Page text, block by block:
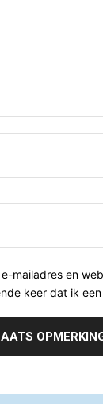
mailadres en
keer dat ik